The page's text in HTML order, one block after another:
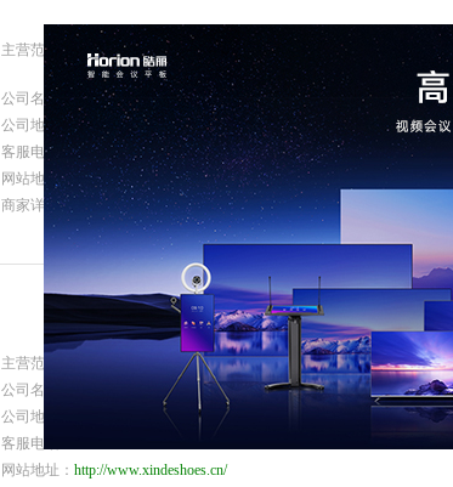
主营范围：
跑步机 综合力量型 专业健身 登山 划船 健身车 杠 哑铃 拳击
休闲康复 户外休闲健身 商用健身器材
公司名称：天津市荣康达健身器材有限公司
公司地址： 天津武清区王庆坨开发区庆通道12号
客服电话：022-29525285/29525259/13752687867/13821847436
网站地址：
http://www.rkdchina.com/
商家详情：
点击查看商家及产品详细介绍
主营范围：
注射鞋 军靴
公司名称：
高密市鑫德鞋业有限公司
公司地址：
山东省潍坊市高密市柏城镇白羊山高新技术工业园
客服电话：
网站地址： http://www.xindeshoes.cn/